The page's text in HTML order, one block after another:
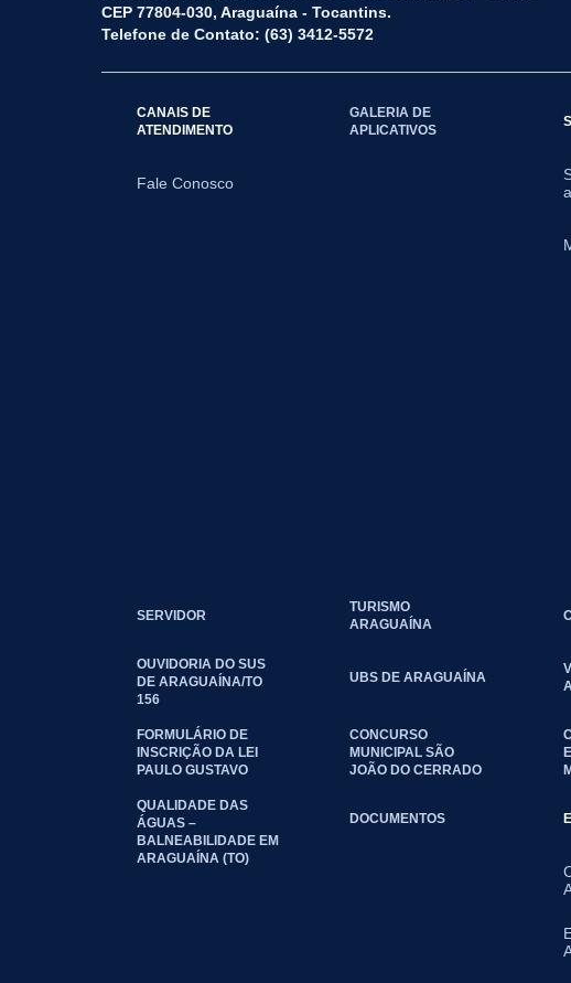
CEP 77804-030, Araguaína - Tocantins.
Telefone de Contato: (63) 3412-5572
CANAIS DE
ATENDIMENTO
Fale Conosco
GALERIA DE
APLICATIVOS
SERVIDOR
TURISMO
ARAGUAÍNA
OUVIDORIA DO SUS
DE ARAGUAÍNA/TO
156
UBS DE ARAGUAÍNA
FORMULÁRIO DE
INSCRIÇÃO DA LEI
PAULO GUSTAVO
CONCURSO
MUNICIPAL SÃO
JOÃO DO CERRADO
QUALIDADE DAS
ÁGUAS –
BALNEABILIDADE EM
ARAGUAÍNA (TO)
DOCUMENTOS